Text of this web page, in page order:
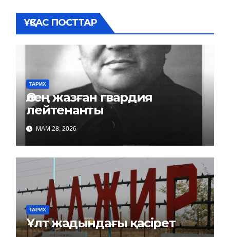
ҰҚСАС ПОСТТАР
ТАРИХ
Өлең жазған гвардия
лейтенанты
МАМ 28, 2026
ТАРИХ
Ұлт жадындағы қасірет